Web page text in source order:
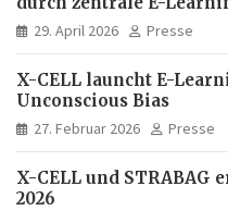
29. April 2026 Presse
X-CELL launcht E-
Unconscious Bias
27. Februar 2026 Presse
X-CELL und STRABAG
2026